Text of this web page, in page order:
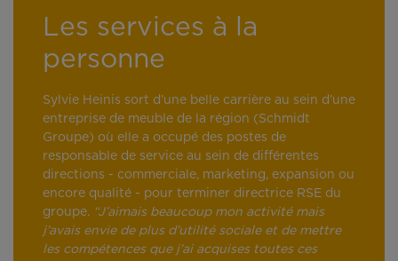
Les services à la
personne
Sylvie Heinis sort d’une belle carrière au sein d’une
entreprise de meuble de la région (Schmidt
Groupe) où elle a occupé des postes de
responsable de service au sein de différentes
directions - commerciale, marketing, expansion ou
encore qualité - pour terminer directrice RSE du
groupe. “J’aimais beaucoup mon activité mais
j’avais envie de plus d’utilité sociale et de mettre
les compétences que j’ai acquises toutes ces